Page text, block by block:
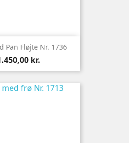
Pan Fløjte Nr. 1736
kr.